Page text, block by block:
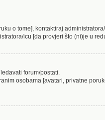
o tome], kontaktiraj
icu [da provjeri što (ni)je u
forum/postati.
osobama [avatari, privatne